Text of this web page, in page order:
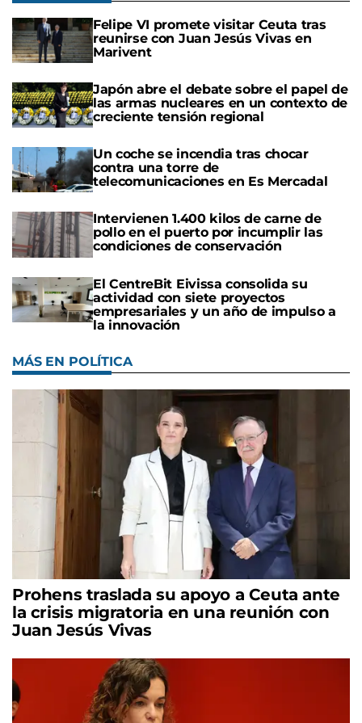
Felipe VI promete visitar Ceuta tras
reunirse con Juan Jesús Vivas en
Marivent
Japón abre el debate sobre el papel de
las armas nucleares en un contexto de
creciente tensión regional
Un coche se incendia tras chocar
contra una torre de
telecomunicaciones en Es Mercadal
Intervienen 1.400 kilos de carne de
pollo en el puerto por incumplir las
condiciones de conservación
El CentreBit Eivissa consolida su
actividad con siete proyectos
empresariales y un año de impulso a
la innovación
MÁS EN POLÍTICA
Prohens traslada su apoyo a Ceuta ante
la crisis migratoria en una reunión con
Juan Jesús Vivas